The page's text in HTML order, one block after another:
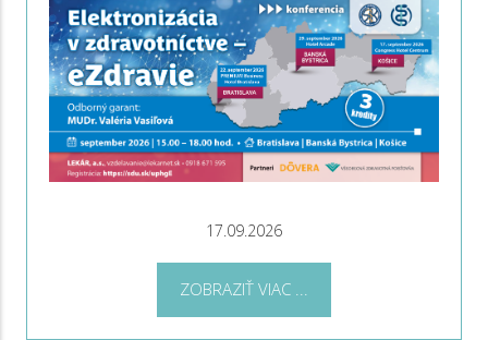
17.09.2026
ZOBRAZIŤ VIAC ...